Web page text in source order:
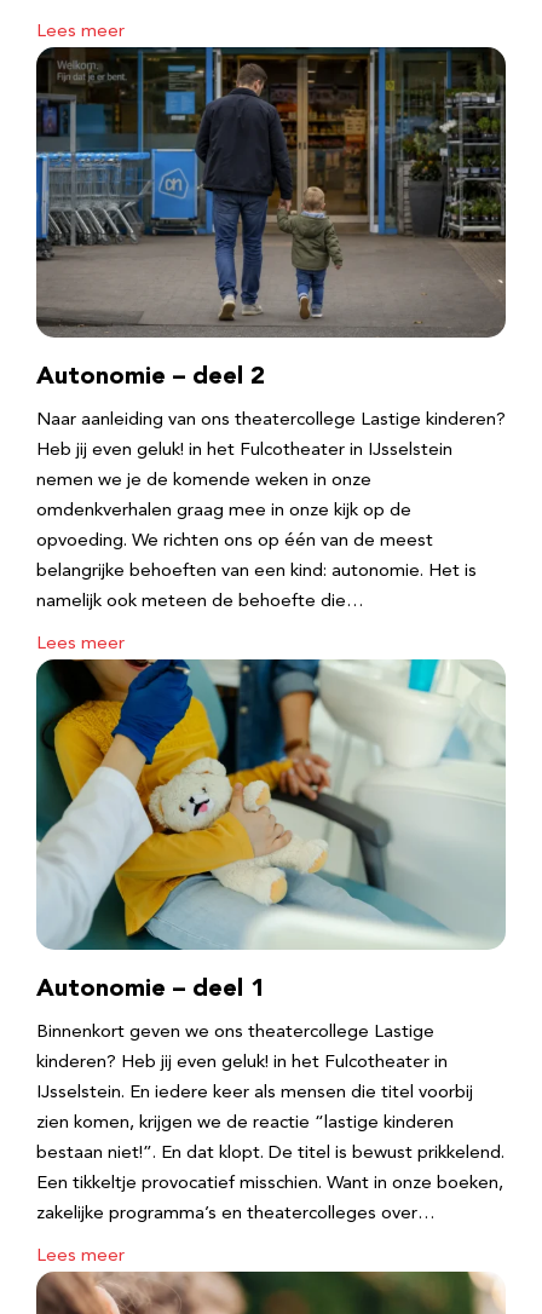
Lees meer
Autonomie – deel 2
Naar aanleiding van ons theatercollege Lastige kinderen?
Heb jij even geluk! in het Fulcotheater in IJsselstein
nemen we je de komende weken in onze
omdenkverhalen graag mee in onze kijk op de
opvoeding. We richten ons op één van de meest
belangrijke behoeften van een kind: autonomie. Het is
namelijk ook meteen de behoefte die…
Lees meer
Autonomie – deel 1
Binnenkort geven we ons theatercollege Lastige
kinderen? Heb jij even geluk! in het Fulcotheater in
IJsselstein. En iedere keer als mensen die titel voorbij
zien komen, krijgen we de reactie “lastige kinderen
bestaan niet!”. En dat klopt. De titel is bewust prikkelend.
Een tikkeltje provocatief misschien. Want in onze boeken,
zakelijke programma’s en theatercolleges over…
Lees meer